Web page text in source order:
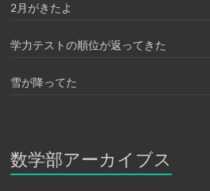
2月がきたよ
学力テストの順位が返ってきた
雪が降ってた
数学部アーカイブス